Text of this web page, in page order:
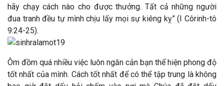
hãy chạy cách nào cho được thưởng. Tất cả những người
đua tranh đều tự mình chịu lấy mọi sự kiêng kỵ” (I Côrinh-tô
9:24-25).
Ôm đồm quá nhiều việc luôn ngăn cản bạn thể hiện phong độ
tốt nhất của mình. Cách tốt nhất để có thể tập trung là không